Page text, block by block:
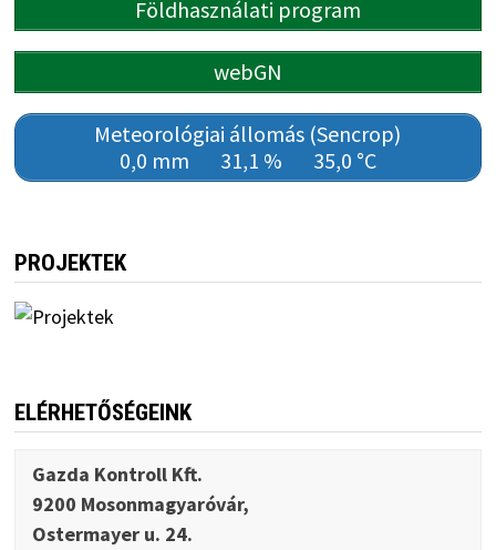
Földhasználati program
webGN
Meteorológiai állomás (Sencrop)
0,0 mm
31,1 % 35,0 °C
PROJEKTEK
ELÉRHETŐSÉGEINK
Gazda Kontroll Kft.
9200 Mosonmagyaróvár,
Ostermayer u. 24.